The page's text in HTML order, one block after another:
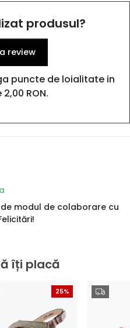
produsul?
review
puncte de loialitate in
RON.
modul de colaborare cu
îți placă
25%